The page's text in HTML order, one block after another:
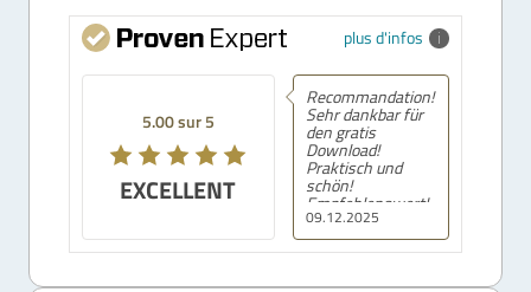
plus d'infos
5.00 sur 5
EXCELLENT
09.12.2025
Recommandation!
Sehr dankbar für
den gratis
Download!
Praktisch und
schön!
Empfehlenswert!